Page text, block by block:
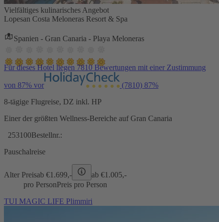
Vielfältiges kulinarisches Angebot
Lopesan Costa Meloneras Resort & Spa
Spanien - Gran Canaria - Playa Meloneras
Für dieses Hotel liegen 7810 Bewertungen mit einer Zustimmung
von 87% vor (7810) 87%
8-tägige Flugreise, DZ inkl. HP
Einer der größten Wellness-Bereiche auf Gran Canaria
253100Bestellnr.:
Pauschalreise
Alter Preisab €1.699,- ab €1.005,-
pro PersonPreis pro Person
TUI MAGIC LIFE Plimmiri